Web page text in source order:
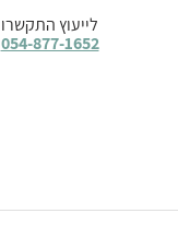
לייעוץ התקשרו
054-877-1652